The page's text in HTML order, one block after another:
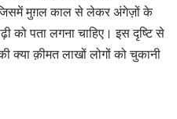
जिसमें मुग़ल काल से लेकर अंगेज़ों के
को पता लगना चाहिए। इस दृष्टि से
क्या क़ीमत लाखों लोगों को चुकानी